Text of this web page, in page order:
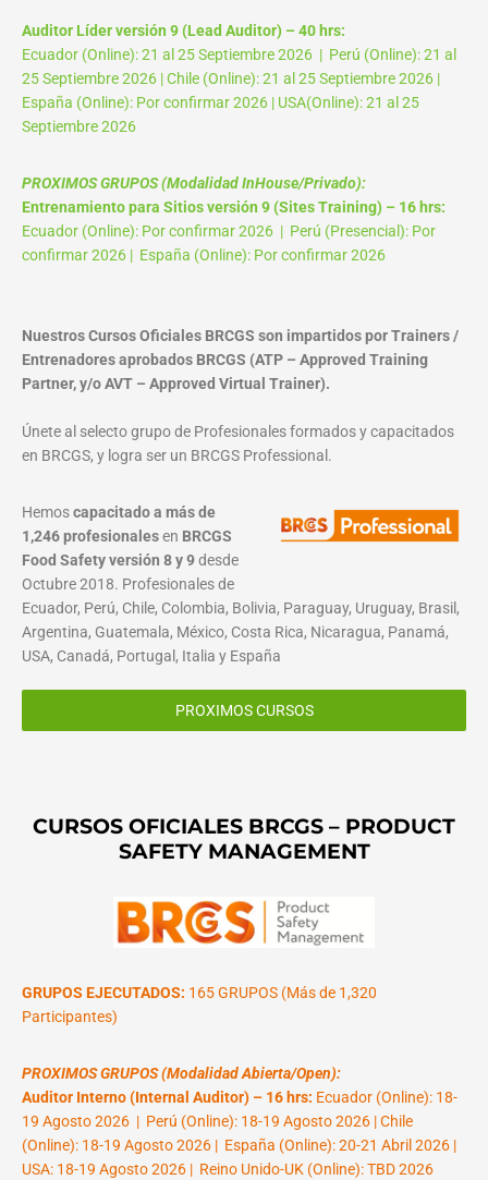
Auditor Líder versión 9 (Lead Auditor) – 40 hrs:
Ecuador (Online): 21 al 25 Septiembre 2026 | Perú (Online): 21 al
25 Septiembre 2026 | Chile (Online): 21 al 25 Septiembre 2026 |
España (Online): Por confirmar 2026 | USA(Online): 21 al 25
Septiembre 2026
PROXIMOS GRUPOS (Modalidad InHouse/Privado):
Entrenamiento para Sitios versión 9 (Sites Training) – 16 hrs:
Ecuador (Online): Por confirmar 2026 | Perú (Presencial): Por
confirmar 2026 | España (Online): Por confirmar 2026
Nuestros Cursos Oficiales BRCGS son impartidos por Trainers /
Entrenadores aprobados BRCGS (ATP – Approved Training
Partner, y/o AVT – Approved Virtual Trainer).
Únete al selecto grupo de Profesionales formados y capacitados
en BRCGS, y logra ser un BRCGS Professional.
Hemoscapacitado a más de
1,246 profesionalesen BRCGS
Food Safety versión 8 y 9desde
Octubre 2018. Profesionales de
Ecuador, Perú, Chile, Colombia, Bolivia, Paraguay, Uruguay, Brasil,
Argentina, Guatemala, México, Costa Rica, Nicaragua, Panamá,
USA, Canadá, Portugal, Italia y España
PROXIMOS CURSOS
CURSOS OFICIALES BRCGS – PRODUCT
SAFETY MANAGEMENT
GRUPOS EJECUTADOS: 165 GRUPOS (Más de 1,320
Participantes)
PROXIMOS GRUPOS (Modalidad Abierta/Open):
Auditor Interno (Internal Auditor) – 16 hrs: Ecuador (Online): 18-
19 Agosto 2026 | Perú (Online): 18-19 Agosto 2026 | Chile
(Online): 18-19 Agosto 2026 | España (Online): 20-21 Abril 2026 |
USA: 18-19 Agosto 2026 | Reino Unido-UK (Online): TBD 2026